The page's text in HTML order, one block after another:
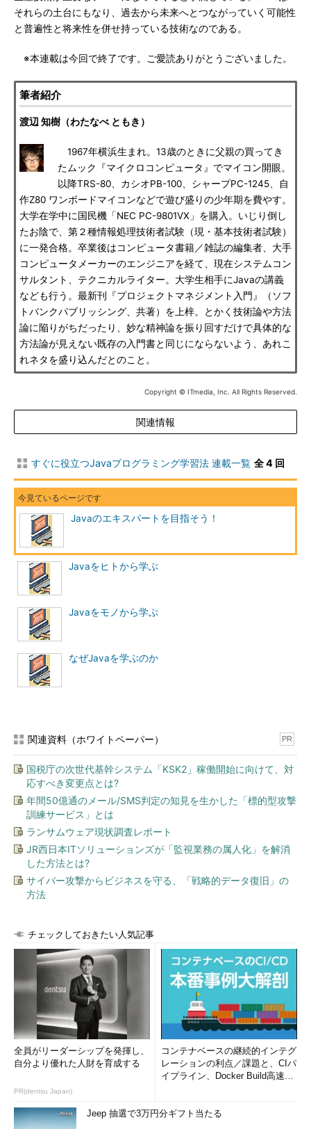
それらの土台にもなり、過去から未来へとつながっていく可能性
と普遍性と将来性を併せ持っている技術なのである。
※本連載は今回で終了です。ご愛読ありがとうございました。
筆者紹介
渡辺 知樹（わたなべ ともき）
1967年横浜生まれ。13歳のときに父親の買ってき
たムック『マイクロコンピュータ』でマイコン開眼。
以降TRS-80、カシオPB-100、シャープPC-1245、自
作Z80 ワンボードマイコンなどで遊び盛りの少年期を費やす。
大学在学中に国民機「NEC PC-9801VX」を購入。いじり倒し
たお陰で、第２種情報処理技術者試験（現・基本技術者試験）
に一発合格。卒業後はコンピュータ書籍／雑誌の編集者、大手
コンピュータメーカーのエンジニアを経て、現在システムコン
サルタント、テクニカルライター。大学生相手にJavaの講義
なども行う。最新刊『プロジェクトマネジメント入門』（ソフ
トバンクパブリッシング、共著）を上梓。とかく技術論や方法
論に陥りがちだったり、妙な精神論を振り回すだけで具体的な
方法論が見えない既存の入門書と同じにならないよう、あれこ
れネタを盛り込んだとのこと。
Copyright © ITmedia, Inc. All Rights Reserved.
関連情報
すぐに役立つJavaプログラミング学習法 連載一覧 全 4 回
Javaのエキスパートを目指そう！
Javaをヒトから学ぶ
Javaをモノから学ぶ
なぜJavaを学ぶのか
関連資料（ホワイトペーパー） PR
国税庁の次世代基幹システム「KSK2」稼働開始に向けて、対
応すべき変更点とは?
年間50億通のメール/SMS判定の知見を生かした「標的型攻撃
訓練サービス」とは
ランサムウェア現状調査レポート
JR西日本ITソリューションズが「監視業務の属人化」を解消
した方法とは?
サイバー攻撃からビジネスを守る、「戦略的データ復旧」の
方法
チェックしておきたい人気記事
全員がリーダーシップを発揮し、
自分より優れた人財を育成する
PR(dentsu Japan)
コンテナベースの継続的インテグ
レーションの利点／課題と、CIパ
イプライン、Docker Build高速化
Jeep 抽選で3万円分ギフト当たる